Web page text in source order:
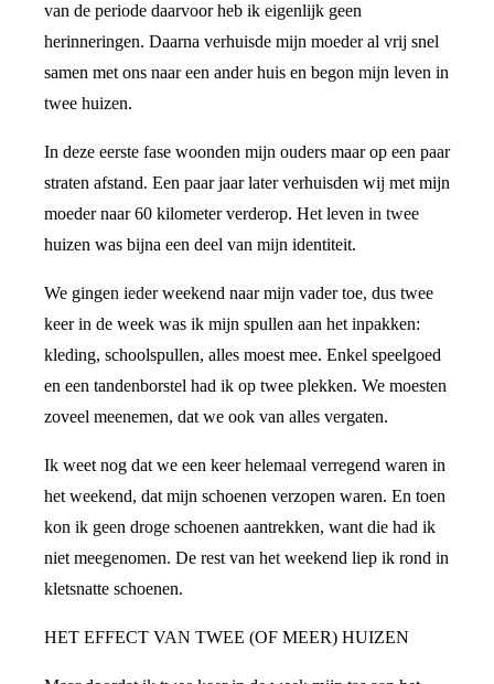
van de periode daarvoor heb ik eigenlijk geen
herinneringen. Daarna verhuisde mijn moeder al vrij snel
samen met ons naar een ander huis en begon mijn leven in
twee huizen.
In deze eerste fase woonden mijn ouders maar op een paar
straten afstand. Een paar jaar later verhuisden wij met mijn
moeder naar 60 kilometer verderop. Het leven in twee
huizen was bijna een deel van mijn identiteit.
We gingen ieder weekend naar mijn vader toe, dus twee
keer in de week was ik mijn spullen aan het inpakken:
kleding, schoolspullen, alles moest mee. Enkel speelgoed
en een tandenborstel had ik op twee plekken. We moesten
zoveel meenemen, dat we ook van alles vergaten.
Ik weet nog dat we een keer helemaal verregend waren in
het weekend, dat mijn schoenen verzopen waren. En toen
kon ik geen droge schoenen aantrekken, want die had ik
niet meegenomen. De rest van het weekend liep ik rond in
kletsnatte schoenen.
HET EFFECT VAN TWEE (OF MEER) HUIZEN